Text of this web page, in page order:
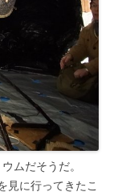
ムだそうだ。
見に行ってきたこ